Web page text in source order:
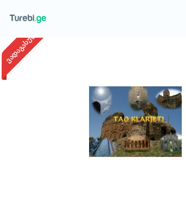
მოითხოვე ტური
ვადაგასული